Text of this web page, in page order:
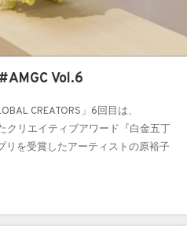
Vol.6
CREATORS」6回目は、
クリエイティブアワード『白金五丁
リを受賞したアーティストの原裕子
ーションの源についてお話を伺い